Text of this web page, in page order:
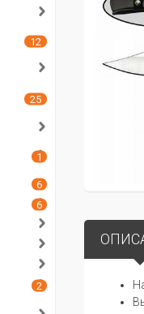
12
25
1
6
6
2